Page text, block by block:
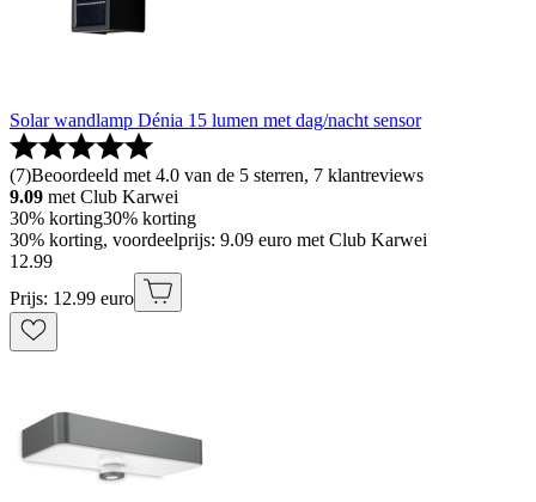
Solar wandlamp Dénia 15 lumen met dag/nacht sensor
(7)Beoordeeld met 4.0 van de 5 sterren, 7 klantreviews
9.09 met Club Karwei
30% korting30% korting
30% korting, voordeelprijs: 9.09 euro met Club Karwei
12.99
Prijs: 12.99 euro